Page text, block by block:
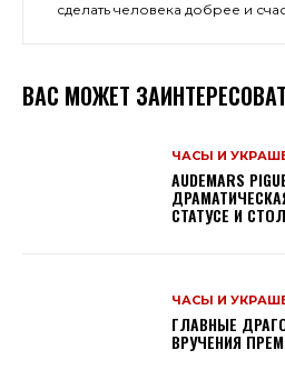
сделать человека добрее и
ВАС МОЖЕТ
ЧАСЫ И
AUDEMARS
СТАТУСЕ И
ЧАСЫ И
ГЛАВНЫЕ
ВРУЧЕНИЯ